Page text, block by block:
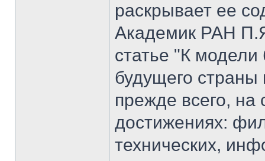
раскрывает ее
Академик РАН
статье "К
будущего страны
прежде всего,
достижениях:
технических,